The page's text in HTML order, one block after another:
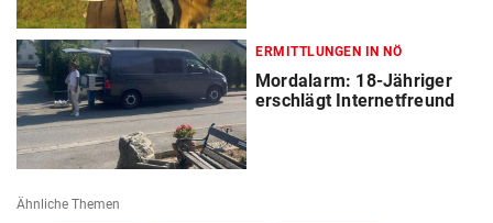
ERMITTLUNGEN IN NÖ
Mordalarm: 18-Jähriger
erschlägt Internetfreund
Ähnliche Themen